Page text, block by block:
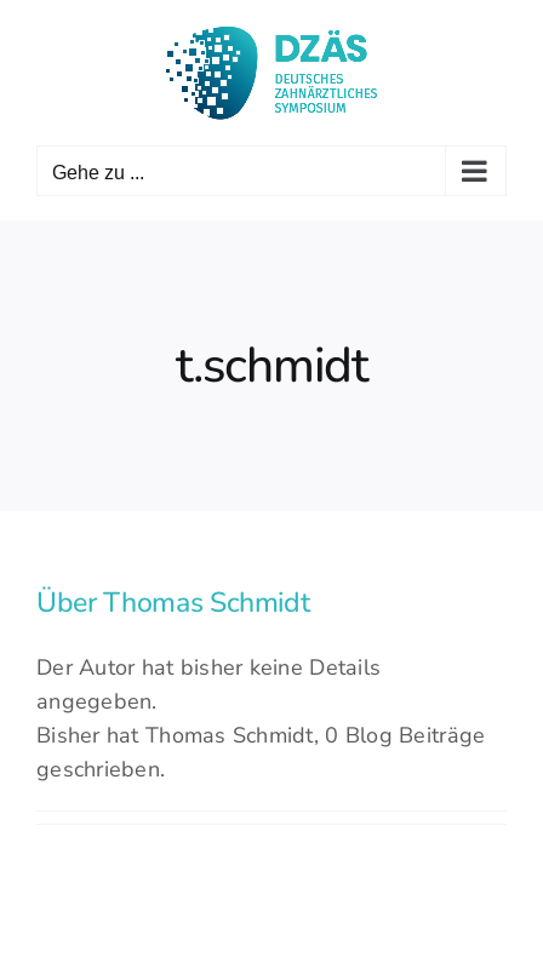
Gehe zu ...
t.schmidt
ÜberThomas Schmidt
Der Autor hat bisher keine Details
angegeben.
Bisher hat Thomas Schmidt, 0 Blog Beiträge
geschrieben.